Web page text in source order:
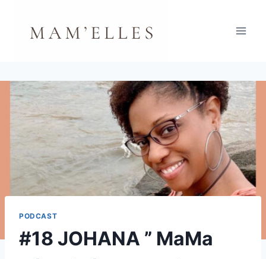
contenu
PODCAST
#18 JOHANA ” MaMa